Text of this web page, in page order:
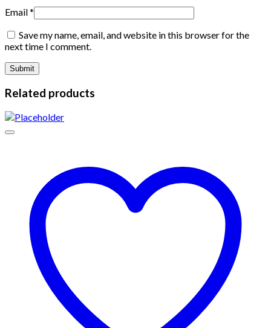
Email*
Save my name, email, and website in this browser for the
next time I comment.
Related products